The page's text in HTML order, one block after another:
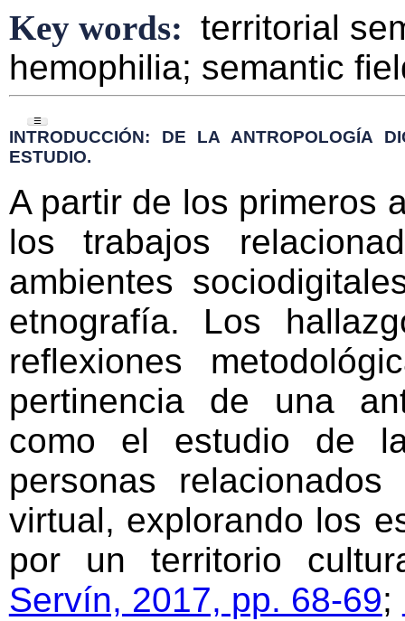
Key words: territorial
hemophilia; semantic
☰
»INTRODUCCIÓN: DE LA ANTROPOLOGÍA
DIGITAL A LA TERRITORIALIZACIÓN DEL
OBJETO DE ESTUDIO.
SEMANTIZAR EL TERRITORIO
»FACEBOOK: SOCIABILIDAD EN LÍNEA
PARA SEGUIR ADELANTE
INTRODUCCIÓN: DE LA ANTROPOLOGÍA
ESTUDIO.
A partir de los primeros
los trabajos
ambientes
etnografía. Los
reflexiones
pertinencia de una
como el estudio de
personas
virtual, explorando los
por un territorio
Servín, 2017, pp. 68-69;